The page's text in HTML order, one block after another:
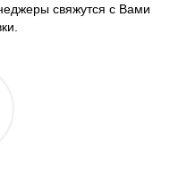
свяжутся с Вами